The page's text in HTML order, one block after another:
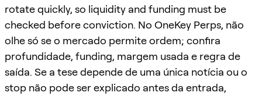
rotate quickly, so liquidity and funding must be
checked before conviction. No OneKey Perps, não
olhe só se o mercado permite ordem; confira
profundidade, funding, margem usada e regra de
saída. Se a tese depende de uma única notícia ou o
stop não pode ser explicado antes da entrada,